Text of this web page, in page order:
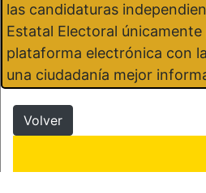
las candidaturas
Estatal Electoral
plataforma electrónica con
una ciudadanía mejor
Volver